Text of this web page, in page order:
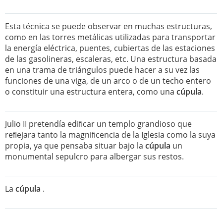
Esta técnica se puede observar en muchas estructuras,
como en las torres metálicas utilizadas para transportar
la energía eléctrica, puentes, cubiertas de las estaciones
de las gasolineras, escaleras, etc. Una estructura basada
en una trama de triángulos puede hacer a su vez las
funciones de una viga, de un arco o de un techo entero
o constituir una estructura entera, como una cúpula.
Julio II pretendía ediﬁcar un templo grandioso que
reﬂejara tanto la magniﬁcencia de la Iglesia como la suya
propia, ya que pensaba situar bajo la cúpula un
monumental sepulcro para albergar sus restos.
La cúpula .